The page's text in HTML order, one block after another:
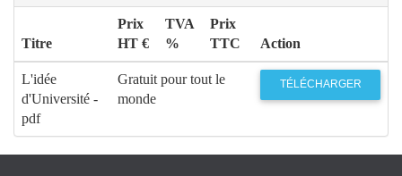
Titre
Prix
HT €
TVA
%
Prix
TTC
Action
L'idée
d'Université -
pdf
Gratuit pour tout le
monde
TÉLÉCHARGER